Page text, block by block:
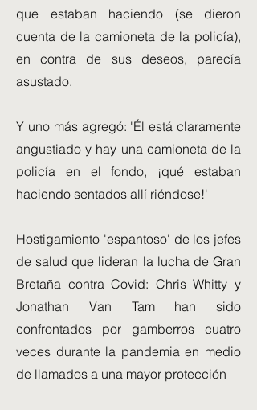
que estaban haciendo (se dieron
cuenta de la camioneta de la policía),
en contra de sus deseos, parecía
asustado.
Y uno más agregó: 'Él está claramente
angustiado y hay una camioneta de la
policía en el fondo, ¡qué estaban
haciendo sentados allí riéndose!'
Hostigamiento 'espantoso' de los jefes
de salud que lideran la lucha de Gran
Bretaña contra Covid: Chris Whitty y
Jonathan Van Tam han sido
confrontados por gamberros cuatro
veces durante la pandemia en medio
de llamados a una mayor protección